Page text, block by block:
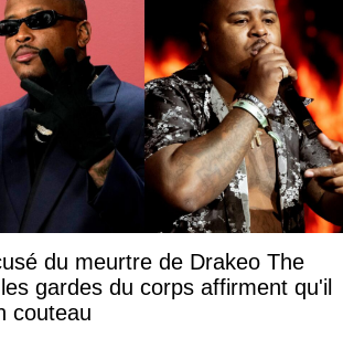
du meurtre de Drakeo The
gardes du corps affirment qu'il
couteau